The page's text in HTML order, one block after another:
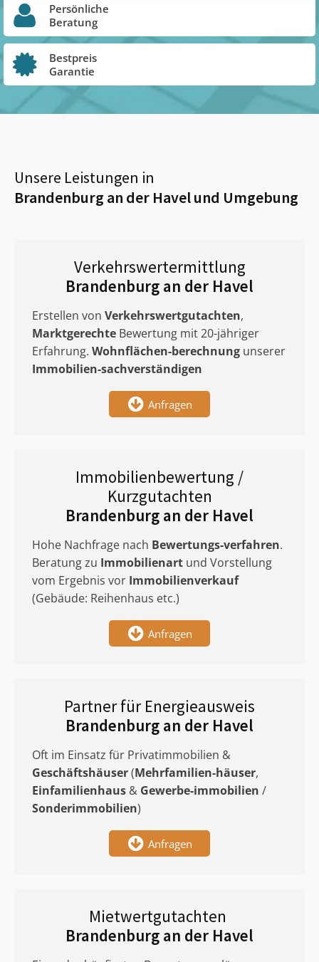
Persönliche
Beratung
Bestpreis
Garantie
Unsere Leistungen in
Brandenburg an der Havelund Umgebung
Verkehrswertermittlung
Brandenburg an der Havel
Erstellen von Verkehrswertgutachten,
Marktgerechte Bewertung mit 20-jähriger
Erfahrung. Wohnflächen-berechnung unserer
Immobilien-sachverständigen
Anfragen
Immobilienbewertung /
Kurzgutachten
Brandenburg an der Havel
Hohe Nachfrage nach Bewertungs-verfahren.
Beratung zu Immobilienart und Vorstellung
vom Ergebnis vor Immobilienverkauf
(Gebäude: Reihenhaus etc.)
Anfragen
Partner für Energieausweis
Brandenburg an der Havel
Oft im Einsatz für Privatimmobilien &
Geschäftshäuser(Mehrfamilien-häuser,
Einfamilienhaus & Gewerbe-immobilien /
Sonderimmobilien)
Anfragen
Mietwertgutachten
Brandenburg an der Havel